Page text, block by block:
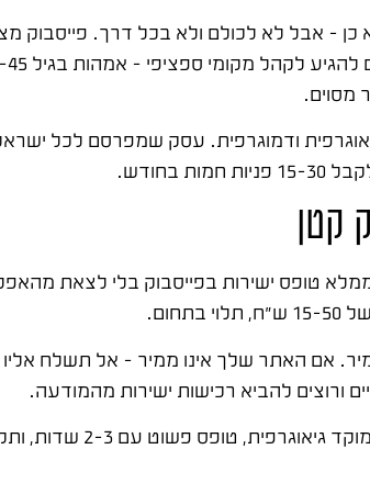
– אבל לא לכולם ולא בכל דרך. פייסבוק
קטן
טופס ישירות בפייסבוק בלי לצאת
אם האתר שלך אינו ממיר – אל תשלח
ורוצים להביא רכישות ישירות מהמודעה.